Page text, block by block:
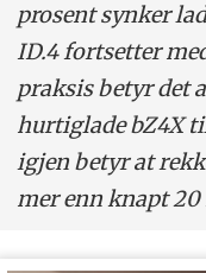
prosent synker
ID.4 fortsetter
praksis betyr det
hurtiglade bZ4X
igjen betyr at
mer enn knapt